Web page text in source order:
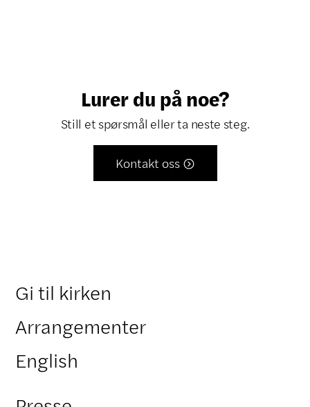
Lurer du på noe?
Still et spørsmål eller ta neste steg.
Kontakt oss 
Gi til kirken
Arrangementer
English